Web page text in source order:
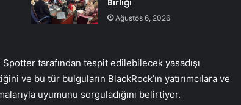
Birliği
Ağustos 6, 2026
tarafından tespit edilebilecek yasadışı
ve bu tür bulguların BlackRock’ın yatırımcılara ve
uyumunu sorguladığını belirtiyor.